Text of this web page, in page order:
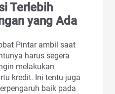
Terlebih
yang Ada
Pintar ambil saat
harus segera
melakukan
kredit. Ini tentu juga
baik pada